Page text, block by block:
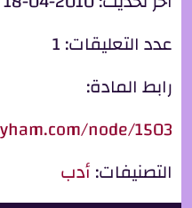
عدد التعليقات:1
رابط المادة:
node/1503
التصنيفات:أدب